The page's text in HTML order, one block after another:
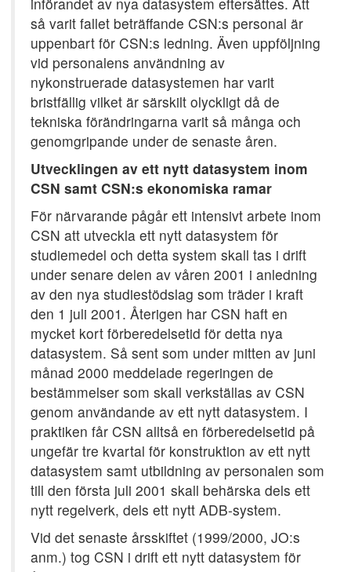
så varit fallet beträffande CSN:s personal är
uppenbart för CSN:s ledning. Även uppföljning
vid personalens användning av
nykonstruerade datasystemen har varit
bristfällig vilket är särskilt olyckligt då de
tekniska förändringarna varit så många och
genomgripande under de senaste åren.
Utvecklingen av ett nytt datasystem inom
CSN samt CSN:s ekonomiska ramar
För närvarande pågår ett intensivt arbete inom
CSN att utveckla ett nytt datasystem för
studiemedel och detta system skall tas i drift
under senare delen av våren 2001 i anledning
av den nya studiestödslag som träder i kraft
den 1 juli 2001. Återigen har CSN haft en
mycket kort förberedelsetid för detta nya
datasystem. Så sent som under mitten av juni
månad 2000 meddelade regeringen de
bestämmelser som skall verkställas av CSN
genom användande av ett nytt datasystem. I
praktiken får CSN alltså en förberedelsetid på
ungefär tre kvartal för konstruktion av ett nytt
datasystem samt utbildning av personalen som
till den första juli 2001 skall behärska dels ett
nytt regelverk, dels ett nytt ADB-system.
Vid det senaste årsskiftet (1999/2000, JO:s
anm.) tog CSN i drift ett nytt datasystem för